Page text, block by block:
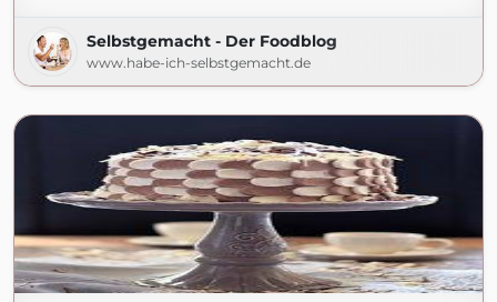
Selbstgemacht - Der Foodblog
www.habe-ich-selbstgemacht.de